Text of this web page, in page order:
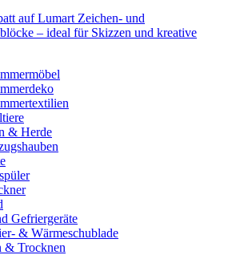
auf Lumart Zeichen- und
– ideal für Skizzen und kreative
& Herde
Gefriergeräte
& Wärmeschublade
& Trocknen